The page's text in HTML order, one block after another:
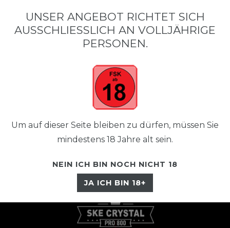
UNSER ANGEBOT RICHTET SICH
AUSSCHLIESSLICH AN VOLLJÄHRIGE P
ERSONEN.
Um auf dieser Seite bleiben zu dürfen, müssen Sie
mindestens 18 Jahre alt sein.
NEIN ICH BIN NOCH NICHT 18
JA ICH BIN 18+